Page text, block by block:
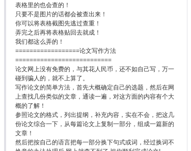
表格里的也会查的！
只要不是图片的话都会被查出来！
你可以将表格截图先逃过查重！
弄完之后再将表格贴回去就成！
我们都这么弄的！
==================论文写作方法
===========================
论文网上没有免费的，与其花人民币，还不如自己写，万一
碰到骗人的，就不上算了。
写作论文的简单方法，首先大概确定自己的选题，然后在网
上查找几份类似的文章，通读一遍，对这方面的内容有个大
概的了解！
参照论文的格式，列出提纲，补充内容，实在不会，把这几
份论文综合一下，从每篇论文上复制一部分，组成一篇新的
文章！
然后把按自己的语言把每一部分换下句式或词，经过换词不